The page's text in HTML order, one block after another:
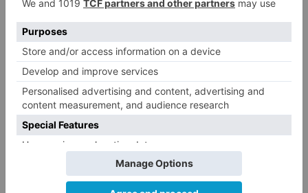
2
3
El Burgos CF oficializa la salida
de Aitor Córdoba al fútbol chino
SODEBUR pone el broche de oro
a la participación de la provincia
de Burgos en FITUR